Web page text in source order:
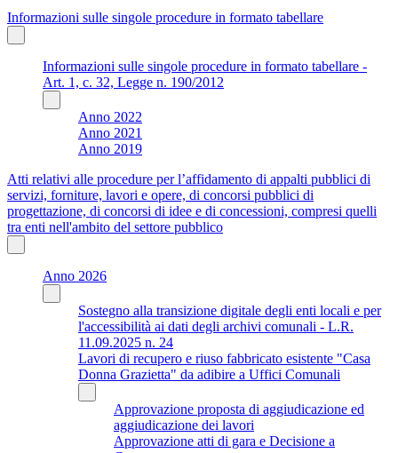
Informazioni sulle singole procedure in formato tabellare
Informazioni sulle singole procedure in formato tabellare -
Art. 1, c. 32, Legge n. 190/2012
Anno 2022
Anno 2021
Anno 2019
Atti relativi alle procedure per l’affidamento di appalti pubblici di
servizi, forniture, lavori e opere, di concorsi pubblici di
progettazione, di concorsi di idee e di concessioni, compresi quelli
tra enti nell'ambito del settore pubblico
Anno 2026
Sostegno alla transizione digitale degli enti locali e per
l'accessibilità ai dati degli archivi comunali - L.R.
11.09.2025 n. 24
Lavori di recupero e riuso fabbricato esistente "Casa
Donna Grazietta" da adibire a Uffici Comunali
Approvazione proposta di aggiudicazione ed
aggiudicazione dei lavori
Approvazione atti di gara e Decisione a